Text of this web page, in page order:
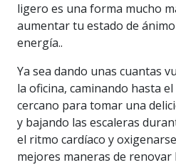
ligero es una forma mucho
aumentar tu estado de
energía..
Ya sea dando unas cuantas
la oficina, caminando hasta
cercano para tomar una
y bajando las escaleras
el ritmo cardíaco y
mejores maneras de renovar